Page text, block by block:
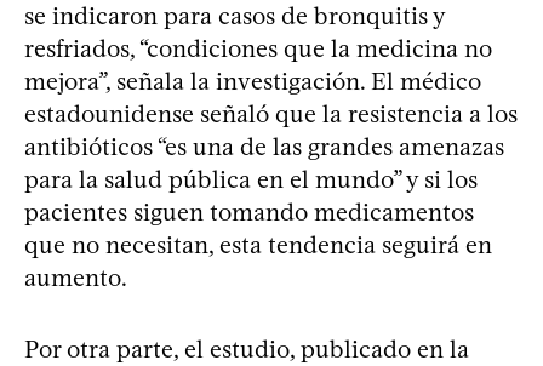
se indicaron para casos de bronquitis y
resfriados, “condiciones que la medicina no
mejora”, señala la investigación. El médico
estadounidense señaló que la resistencia a los
antibióticos “es una de las grandes amenazas
para la salud pública en el mundo” y si los
pacientes siguen tomando medicamentos
que no necesitan, esta tendencia seguirá en
aumento.
Por otra parte, el estudio, publicado en la